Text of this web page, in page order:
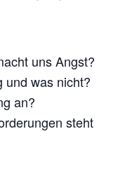
uns Angst?
und was nicht?
an?
steht